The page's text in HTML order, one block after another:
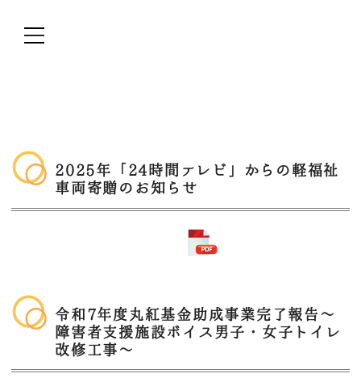
2025年「24時間テレビ」からの軽福祉
車両寄贈のお知らせ
令和7年度丸紅基金助成事業完了報告～
障害者支援施設ボイス男子・女子トイレ
改修工事～